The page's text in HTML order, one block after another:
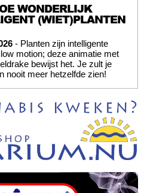
WONDERLIJK
(WIET)PLANTEN
- Planten zijn intelligente
motion; deze animatie met
bewijst het. Je zult je
nooit meer hetzelfde zien!